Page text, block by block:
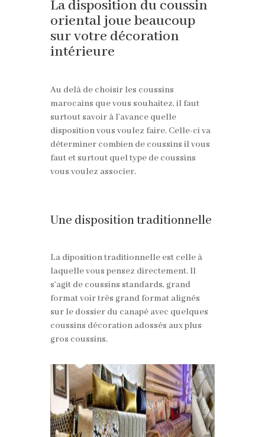
La disposition du coussin
oriental joue beaucoup
sur votre décoration
intérieure
Au delà de choisir les coussins
marocains que vous souhaitez, il faut
surtout savoir à l’avance quelle
disposition vous voulez faire. Celle-ci va
déterminer combien de coussins il vous
faut et surtout quel type de coussins
vous voulez associer.
Une disposition traditionnelle
La diposition traditionnelle est celle à
laquelle vous pensez directement. Il
s’agit de coussins standards, grand
format voir très grand format alignés
sur le dossier du canapé avec quelques
coussins décoration adossés aux plus
gros coussins.